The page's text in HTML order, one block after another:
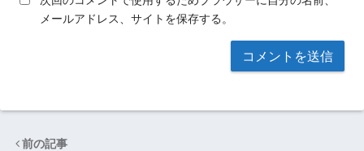
メールアドレス、サイトを保存する。
前の記事